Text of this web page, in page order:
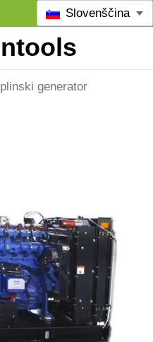
Slovenščina
plinski generator